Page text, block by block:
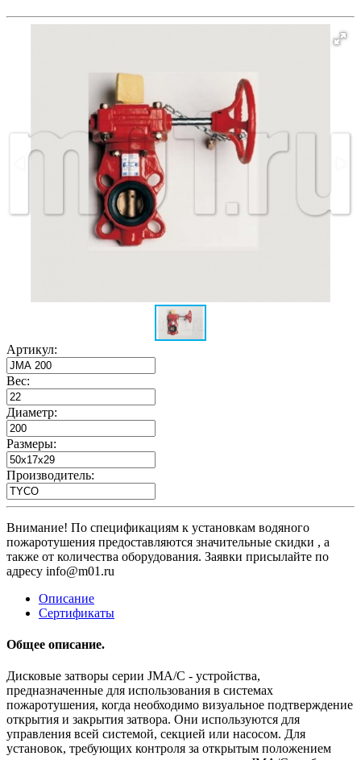
Артикул:
Вес:
Диаметр:
Размеры:
Производитель:
Внимание! По спецификациям к установкам водяного
пожаротушения предоставляются значительные скидки , а
также от количества оборудования. Заявки присылайте по
адресу info@m01.ru
Описание
Сертификаты
Общее описание.
Дисковые затворы серии JMA/C - устройства,
предназначенные для использования в системах
пожаротушения, когда необходимо визуальное подтверждение
открытия и закрытия затвора. Они используются для
управления всей системой, секцией или насосом. Для
установок, требующих контроля за открытым положением